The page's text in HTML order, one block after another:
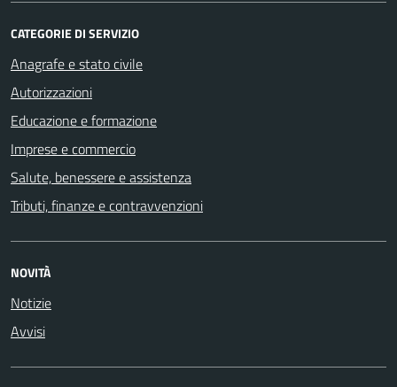
CATEGORIE DI SERVIZIO
Anagrafe e stato civile
Autorizzazioni
Educazione e formazione
Imprese e commercio
Salute, benessere e assistenza
Tributi, finanze e contravvenzioni
NOVITÀ
Notizie
Avvisi